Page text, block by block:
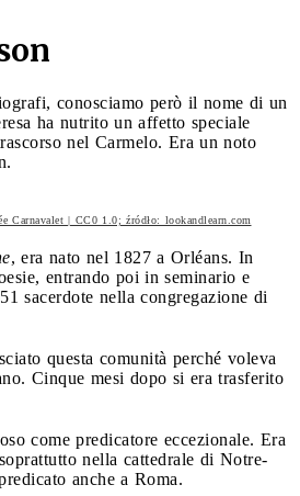
conosciamo però il nome di un
ha nutrito un affetto speciale
nel Carmelo. Era un noto
Carnavalet | CC0 1.0; źródło: lookandlearn.com
, era nato nel 1827 a Orléans. In
entrando poi in seminario e
sacerdote nella congregazione di
questa comunità perché voleva
Cinque mesi dopo si era trasferito
come predicatore eccezionale. Era
nella cattedrale di Notre-
anche a Roma.